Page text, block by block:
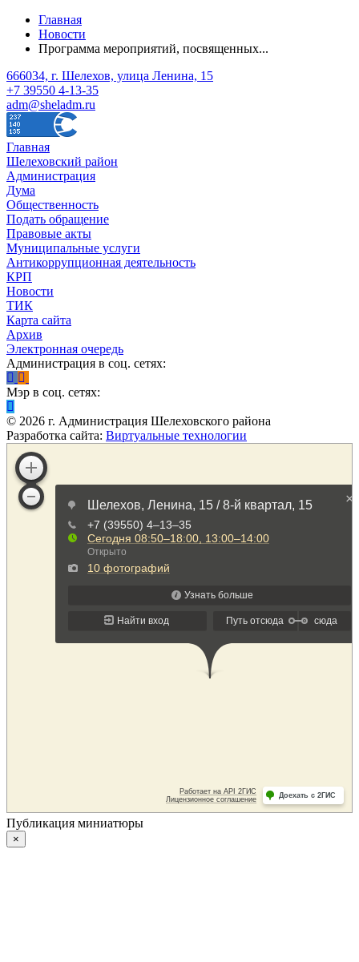
Главная
Новости
Программа мероприятий, посвященных...
666034, г. Шелехов, улица Ленина, 15
+7 39550 4-13-35
adm@sheladm.ru
Главная
Шелеховский район
Администрация
Дума
Общественность
Подать обращение
Правовые акты
Муниципальные услуги
Антикоррупционная деятельность
КРП
Новости
ТИК
Карта сайта
Архив
Электронная очередь
Администрация в соц. сетях:
Мэр в соц. сетях:
© 2026 г. Администрация Шелеховского района
Разработка сайта: Виртуальные технологии
Публикация миниатюры
×